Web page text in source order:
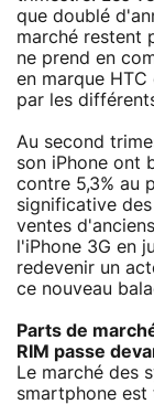
que doublé
marché restent
ne prend en
en marque
par les
Au second
son iPhone ont
contre 5,3% au
significative
ventes
l'iPhone 3G en
redevenir un
ce nouveau
Parts de
RIM passe
Le marché des
smartphone